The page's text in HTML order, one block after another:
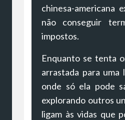
chinesa-americana
não conseguir
impostos.
Enquanto se tenta
arrastada para uma
onde só ela pode
explorando outros
ligam às vidas que